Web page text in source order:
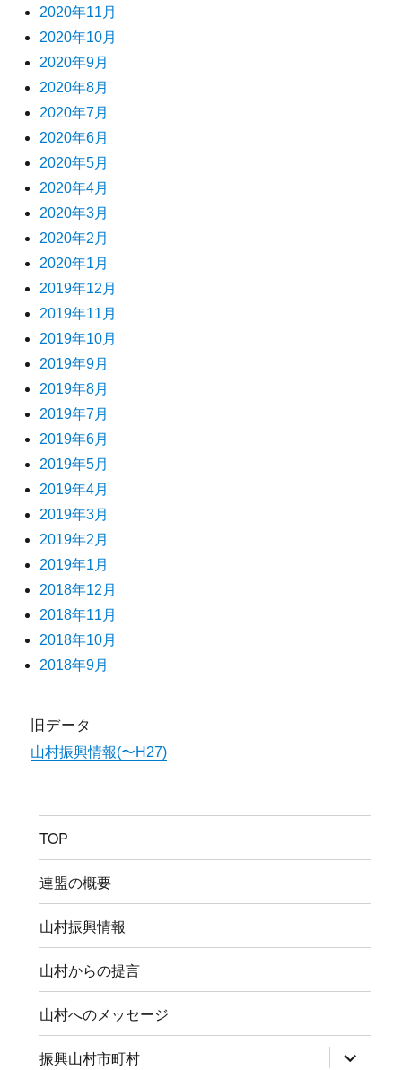
2020年11月
2020年10月
2020年9月
2020年8月
2020年7月
2020年6月
2020年5月
2020年4月
2020年3月
2020年2月
2020年1月
2019年12月
2019年11月
2019年10月
2019年9月
2019年8月
2019年7月
2019年6月
2019年5月
2019年4月
2019年3月
2019年2月
2019年1月
2018年12月
2018年11月
2018年10月
2018年9月
旧データ
山村振興情報(〜H27)
TOP
連盟の概要
山村振興情報
山村からの提言
山村へのメッセージ
振興山村市町村 サ